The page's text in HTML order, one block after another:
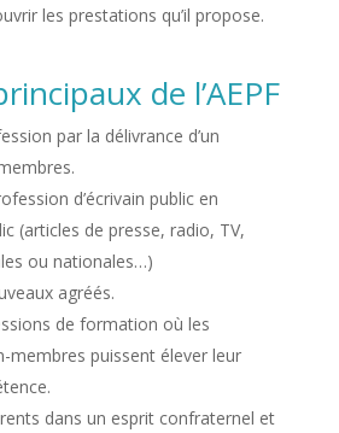
les prestations qu’il propose.
de l’AEPF
par la délivrance d’un
d’écrivain public en
(articles de presse, radio, TV,
ou nationales…)
agréés.
de formation où les
membres puissent élever leur
dans un esprit confraternel et